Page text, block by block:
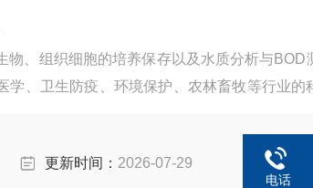
、组织细胞的培养保存以及水质分析与BOD
学、卫生防疫、环境保护、农林畜牧等行业的
更新时间： 2026-07-29
电话